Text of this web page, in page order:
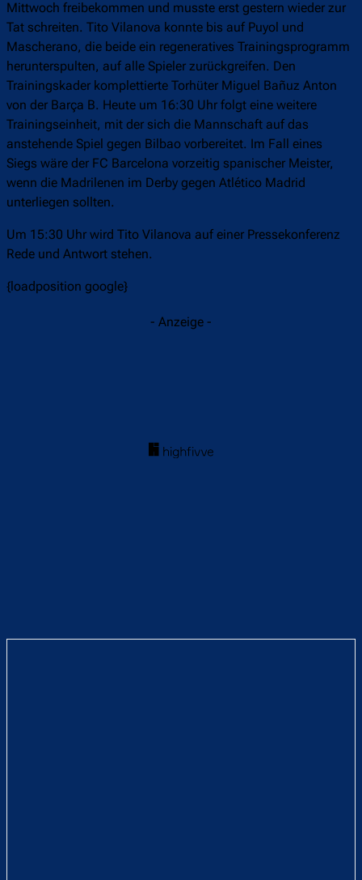
Mittwoch freibekommen und musste erst gestern wieder zur
Tat schreiten. Tito Vilanova konnte bis auf Puyol und
Mascherano, die beide ein regeneratives Trainingsprogramm
herunterspulten, auf alle Spieler zurückgreifen. Den
Trainingskader komplettierte Torhüter Miguel Bañuz Anton
von der Barça B. Heute um 16:30 Uhr folgt eine weitere
Trainingseinheit, mit der sich die Mannschaft auf das
anstehende Spiel gegen Bilbao vorbereitet. Im Fall eines
Siegs wäre der FC Barcelona vorzeitig spanischer Meister,
wenn die Madrilenen im Derby gegen Atlético Madrid
unterliegen sollten.
Um 15:30 Uhr wird Tito Vilanova auf einer Pressekonferenz
Rede und Antwort stehen.
{loadposition google}
- Anzeige -